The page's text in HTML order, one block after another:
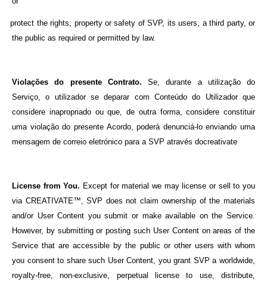
protect the rights, property or safety of SVP, its users, a third party, or
the public as required or permitted by law.
Violações do presente Contrato. Se, durante a utilização do
Serviço, o utilizador se deparar com Conteúdo do Utilizador que
considere inapropriado ou que, de outra forma, considere constituir
uma violação do presente Acordo, poderá denunciá-lo enviando uma
mensagem de correio eletrónico para a SVP através docreativate
License from You. Except for material we may license or sell to you
via CREATIVATE™, SVP does not claim ownership of the materials
and/or User Content you submit or make available on the Service.
However, by submitting or posting such User Content on areas of the
Service that are accessible by the public or other users with whom
you consent to share such User Content, you grant SVP a worldwide,
royalty-free, non-exclusive, perpetual license to use, distribute,